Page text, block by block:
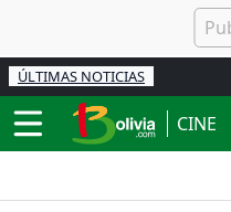
ÚLTIMAS NOTICIAS
CINE